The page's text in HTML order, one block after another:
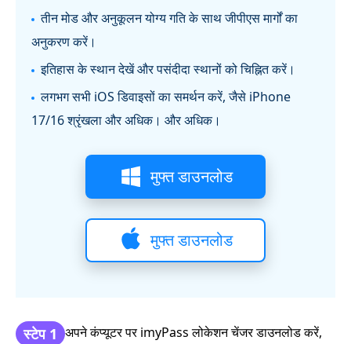
तीन मोड और अनुकूलन योग्य गति के साथ जीपीएस मार्गों का
अनुकरण करें।
इतिहास के स्थान देखें और पसंदीदा स्थानों को चिह्नित करें।
लगभग सभी iOS डिवाइसों का समर्थन करें, जैसे iPhone
17/16 श्रृंखला और अधिक। और अधिक।
मुफ्त डाउनलोड
मुफ्त डाउनलोड
स्टेप 1 अपने कंप्यूटर पर imyPass लोकेशन चेंजर डाउनलोड करें,